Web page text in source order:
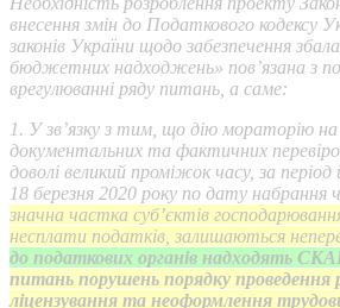
внесення змін до Податкового кодексу
законів України щодо забезпечення
бюджетних надходжень» пов’язана з
врегулюванні ряду питань, а саме:
1. У зв’язку з тим, що дію мораторію на
документальних та фактичних
доволі великий проміжок часу, за період
18 березня 2020 року по дату набрання
значна частка суб’єктів
несплати податків, залишаються
до податкових органів надходять
питань порушень порядку проведення
ліцензування та неоформлення